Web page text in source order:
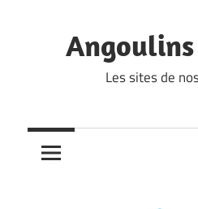
content
Les sites de